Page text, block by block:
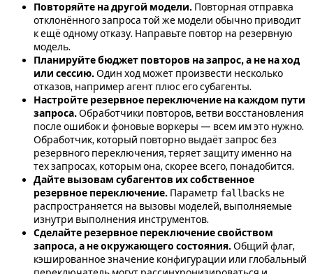
Повторяйте на другой модели. Повторная отправка
отклонённого запроса той же модели обычно приводит
к ещё одному отказу. Направьте повтор на резервную
модель.
Планируйте бюджет повторов на запрос, а не на ход
или сессию.Один ход может произвести несколько
отказов, например агент плюс его субагенты.
Настройте резервное переключение на каждом пути
запроса.Обработчики повторов, ветви восстановления
после ошибок и фоновые воркеры — всем им это нужно.
Обработчик, который повторно выдаёт запрос без
резервного переключения, теряет защиту именно на
тех запросах, которым она, скорее всего, понадобится.
Дайте вызовам субагентов их собственное
резервное переключение. Параметр fallbacks не
распространяется на вызовы моделей, выполняемые
изнутри выполнения инструментов.
Сделайте резервное переключение свойством
запроса, а не окружающего состояния.Общий флаг,
кэшированное значение конфигурации или глобальный